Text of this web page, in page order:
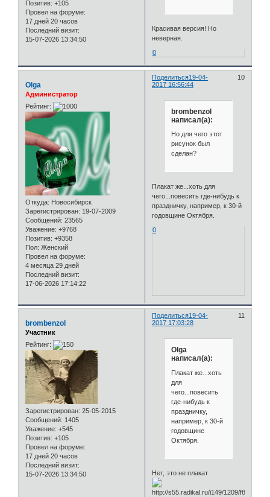
Позитив: +105
Провел на форуме:
17 дней 20 часов
Последний визит:
15-07-2026 13:34:50
Красивая версия! Но
неверная.
0
Поделиться 10
19-04-
2017 16:56:44
Olga
Администратор
Рейтинг:
Откуда: Новосибирск
Зарегистрирован: 19-07-2009
Сообщений: 23565
Уважение: +9768
Позитив: +9358
Пол: Женский
Провел на форуме:
4 месяца 29 дней
Последний визит:
17-06-2026 17:14:22
brombenzol
написал(а):
Но для чего этот
рисунок был
сделан?
Плакат же...хоть для
чего...повесить где-нибудь к
праздничку, например, к 30-й
годовщине Октября.
0
Поделиться 11
19-04-
2017 17:03:28
brombenzol
Участник
Рейтинг:
Зарегистрирован: 25-05-2015
Сообщений: 1405
Уважение: +545
Позитив: +105
Провел на форуме:
17 дней 20 часов
Последний визит:
15-07-2026 13:34:50
Olga
написал(а):
Плакат же...хоть
для
чего...повесить
где-нибудь к
праздничку,
например, к 30-й
годовщине
Октября.
Нет, это не плакат